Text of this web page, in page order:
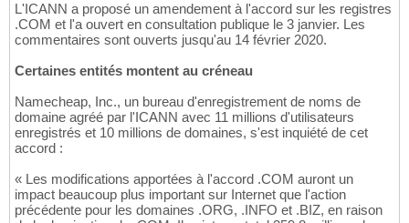
L'ICANN a proposé un amendement à l'accord sur les registres
.COM et l'a ouvert en consultation publique le 3 janvier. Les
commentaires sont ouverts jusqu'au 14 février 2020.
Certaines entités montent au créneau
Namecheap, Inc., un bureau d'enregistrement de noms de
domaine agréé par l'ICANN avec 11 millions d'utilisateurs
enregistrés et 10 millions de domaines, s'est inquiété de cet
accord :
« Les modifications apportées à l'accord .COM auront un
impact beaucoup plus important sur Internet que l'action
précédente pour les domaines .ORG, .INFO et .BIZ, en raison